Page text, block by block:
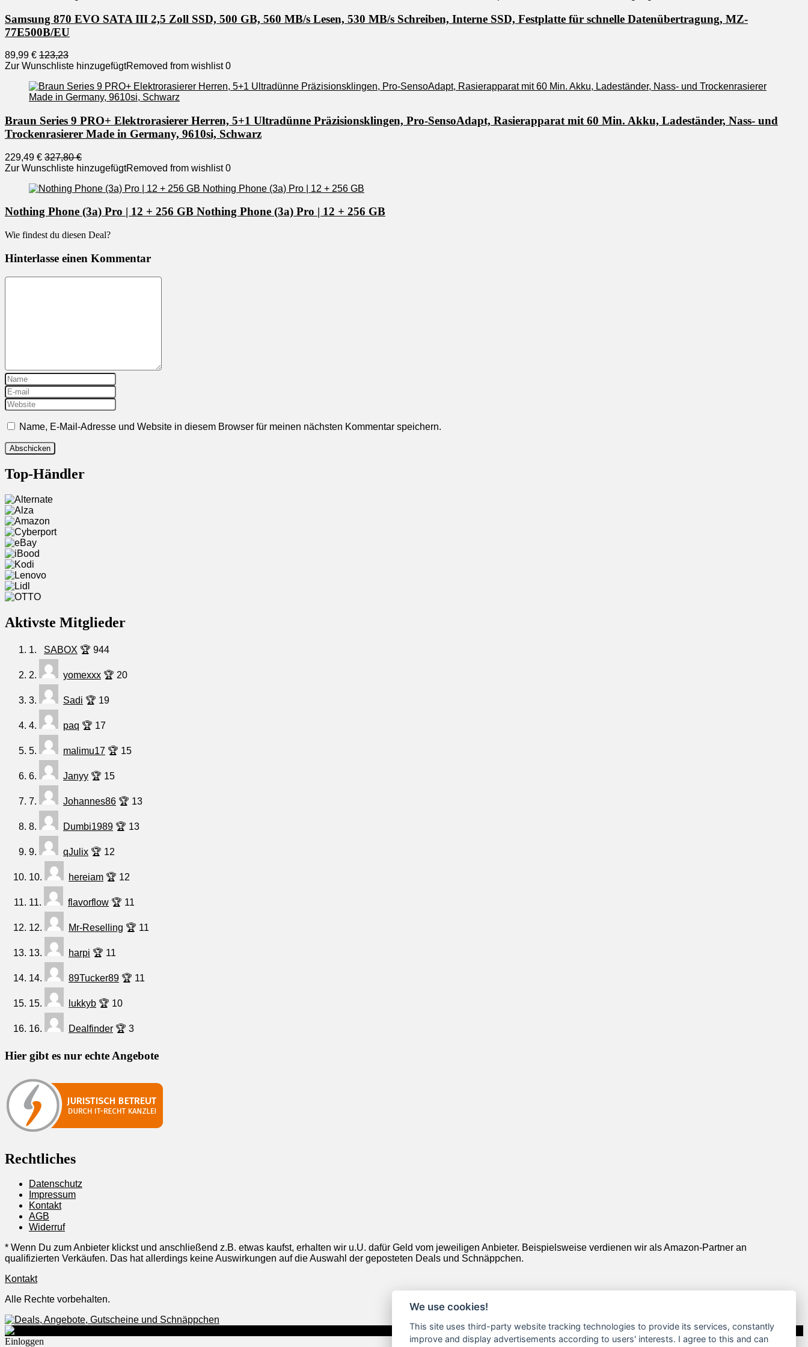
Samsung 870 EVO SATA III 2,5 Zoll SSD, 500 GB, 560 MB/s Lesen, 530 MB/s Schreiben, Interne SSD, Festplatte für schnelle Datenübertragung, MZ-
77E500B/EU
89,99 € 123,23
Zur Wunschliste hinzugefügtRemoved from wishlist 0
Braun Series 9 PRO+ Elektrorasierer Herren, 5+1 Ultradünne Präzisionsklingen, Pro-SensoAdapt, Rasierapparat mit 60 Min. Akku, Ladeständer, Nass- und
Trockenrasierer Made in Germany, 9610si, Schwarz
229,49 € 327,80 €
Zur Wunschliste hinzugefügtRemoved from wishlist 0
Nothing Phone (3a) Pro | 12 + 256 GB Nothing Phone (3a) Pro | 12 + 256 GB
Wie findest du diesen Deal?
Hinterlasse einen Kommentar
Name, E-Mail-Adresse und Website in diesem Browser für meinen nächsten Kommentar speichern.
Top-Händler
Aktivste Mitglieder
1. SABOX 🏆 944
2. yomexxx 🏆 20
3. Sadi 🏆 19
4. paq 🏆 17
5. malimu17 🏆 15
6. Janyy 🏆 15
7. Johannes86 🏆 13
8. Dumbi1989 🏆 13
9. qJulix 🏆 12
10. hereiam 🏆 12
11. flavorflow 🏆 11
12. Mr-Reselling 🏆 11
13. harpi 🏆 11
14. 89Tucker89 🏆 11
15. lukkyb 🏆 10
16. Dealfinder 🏆 3
Hier gibt es nur echte Angebote
Rechtliches
Datenschutz
Impressum
Kontakt
AGB
Widerruf
* Wenn Du zum Anbieter klickst und anschließend z.B. etwas kaufst, erhalten wir u.U. dafür Geld vom jeweiligen Anbieter. Beispielsweise verdienen wir als Amazon-Partner an
qualifizierten Verkäufen. Das hat allerdings keine Auswirkungen auf die Auswahl der geposteten Deals und Schnäppchen.
Kontakt
Alle Rechte vorbehalten.
We use cookies!
This site uses third-party website tracking technologies to provide its services, constantly
improve and display advertisements according to users' interests. I agree to this and can
Einloggen